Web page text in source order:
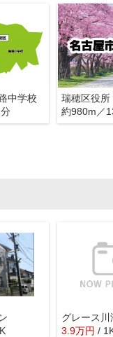
中学校
約980m／
グレース川
3.9万円 /